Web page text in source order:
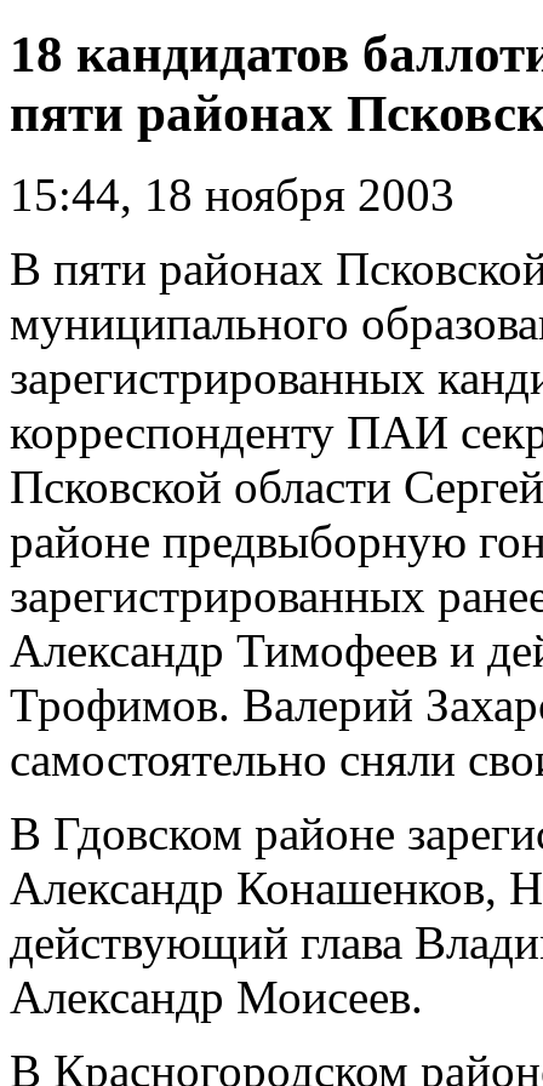
18 кандидатов
пяти районах
15:44, 18 ноября 2003
В пяти районах
муниципального
зарегистрированных
корреспонденту ПАИ
Псковской области
районе предвыборную
зарегистрированных
Александр Тимофеев и
Трофимов. Валерий
самостоятельно сняли
В Гдовском районе
Александр Конашенков,
действующий глава
Александр Моисеев.
В Красногородском